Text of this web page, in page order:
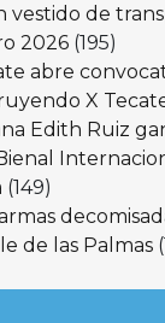
vestido de
2026 (195)
abre
X
Edith Ruiz
(149)
de las Palmas